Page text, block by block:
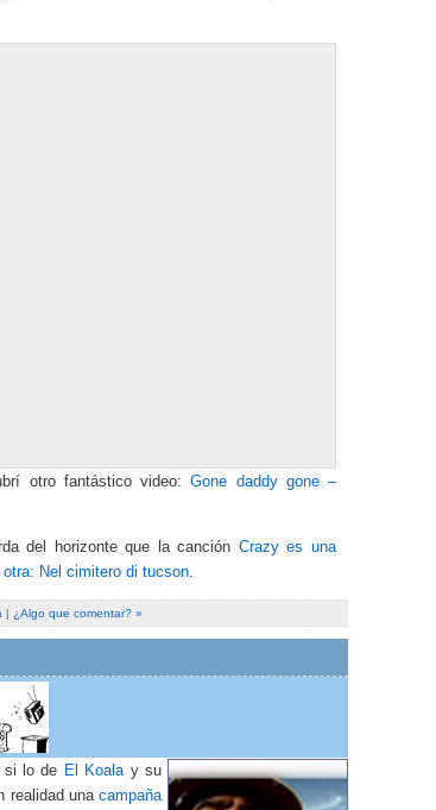
otro fantástico video: Gone daddy gone –
del horizonte que la canción Crazy es una
otra: Nel cimitero di tucson
| ¿Algo que comentar? »
si lo de El Koalay su
realidad una campaña